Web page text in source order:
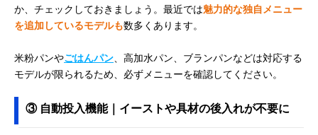
か、チェックしておきましょう。最近では魅力的な独自メニュー
を追加しているモデルも数多くあります。
米粉パンやごはんパン 、高加水パン、ブランパンなどは対応する
モデルが限られるため、必ずメニューを確認してください。
③ 自動投入機能｜イーストや具材の後入れが不要に